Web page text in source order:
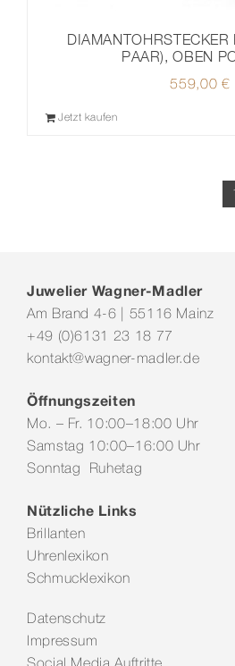
DIAMANTOHRSTECKER
PAAR), OBEN
559,00 €
Jetzt kaufen
1
Juwelier Wagner-Madler
Am Brand 4-6 | 55116 Mainz
+49 (0)6131 23 18 77
kontakt@wagner-madler.de
Öffnungszeiten
Mo. – Fr. 10:00–18:00 Uhr
Samstag 10:00–16:00 Uhr
Sonntag Ruhetag
Nützliche Links
Brillanten
Uhrenlexikon
Schmucklexikon
Datenschutz
Impressum